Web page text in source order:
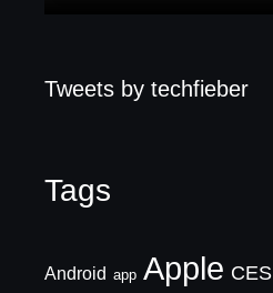
Tweets by techfieber
Tags
Android app Apple CES